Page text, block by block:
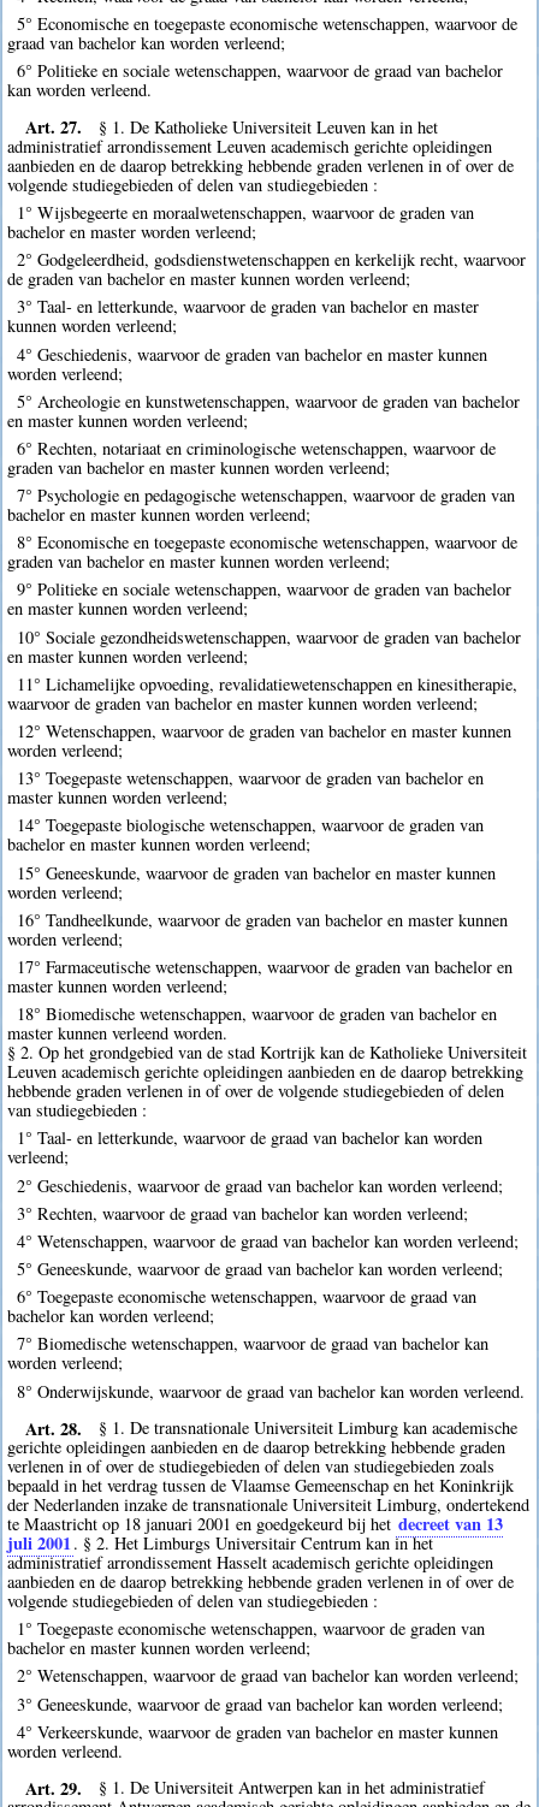
5° Economische en toegepaste economische wetenschappen, waarvoor de
graad van bachelor kan worden verleend;
6° Politieke en sociale wetenschappen, waarvoor de graad van bachelor
kan worden verleend.
Art. 27.
§ 1. De Katholieke Universiteit Leuven kan in het
administratief arrondissement Leuven academisch gerichte opleidingen
aanbieden en de daarop betrekking hebbende graden verlenen in of over de
volgende studiegebieden of delen van studiegebieden :
1° Wijsbegeerte en moraalwetenschappen, waarvoor de graden van
bachelor en master worden verleend;
2° Godgeleerdheid, godsdienstwetenschappen en kerkelijk recht, waarvoor
de graden van bachelor en master kunnen worden verleend;
3° Taal- en letterkunde, waarvoor de graden van bachelor en master
kunnen worden verleend;
4° Geschiedenis, waarvoor de graden van bachelor en master kunnen
worden verleend;
5° Archeologie en kunstwetenschappen, waarvoor de graden van bachelor
en master kunnen worden verleend;
6° Rechten, notariaat en criminologische wetenschappen, waarvoor de
graden van bachelor en master kunnen worden verleend;
7° Psychologie en pedagogische wetenschappen, waarvoor de graden van
bachelor en master kunnen worden verleend;
8° Economische en toegepaste economische wetenschappen, waarvoor de
graden van bachelor en master kunnen worden verleend;
9° Politieke en sociale wetenschappen, waarvoor de graden van bachelor
en master kunnen worden verleend;
10° Sociale gezondheidswetenschappen, waarvoor de graden van bachelor
en master kunnen worden verleend;
11° Lichamelijke opvoeding, revalidatiewetenschappen en kinesitherapie,
waarvoor de graden van bachelor en master kunnen worden verleend;
12° Wetenschappen, waarvoor de graden van bachelor en master kunnen
worden verleend;
13° Toegepaste wetenschappen, waarvoor de graden van bachelor en
master kunnen worden verleend;
14° Toegepaste biologische wetenschappen, waarvoor de graden van
bachelor en master kunnen worden verleend;
15° Geneeskunde, waarvoor de graden van bachelor en master kunnen
worden verleend;
16° Tandheelkunde, waarvoor de graden van bachelor en master kunnen
worden verleend;
17° Farmaceutische wetenschappen, waarvoor de graden van bachelor en
master kunnen worden verleend;
18° Biomedische wetenschappen, waarvoor de graden van bachelor en
master kunnen verleend worden.
§ 2. Op het grondgebied van de stad Kortrijk kan de Katholieke Universiteit
Leuven academisch gerichte opleidingen aanbieden en de daarop betrekking
hebbende graden verlenen in of over de volgende studiegebieden of delen
van studiegebieden :
1° Taal- en letterkunde, waarvoor de graad van bachelor kan worden
verleend;
2° Geschiedenis, waarvoor de graad van bachelor kan worden verleend;
3° Rechten, waarvoor de graad van bachelor kan worden verleend;
4° Wetenschappen, waarvoor de graad van bachelor kan worden verleend;
5° Geneeskunde, waarvoor de graad van bachelor kan worden verleend;
6° Toegepaste economische wetenschappen, waarvoor de graad van
bachelor kan worden verleend;
7° Biomedische wetenschappen, waarvoor de graad van bachelor kan
worden verleend;
8° Onderwijskunde, waarvoor de graad van bachelor kan worden verleend.
Art. 28.
§ 1. De transnationale Universiteit Limburg kan academische
gerichte opleidingen aanbieden en de daarop betrekking hebbende graden
verlenen in of over de studiegebieden of delen van studiegebieden zoals
bepaald in het verdrag tussen de Vlaamse Gemeenschap en het Koninkrijk
der Nederlanden inzake de transnationale Universiteit Limburg, ondertekend
te Maastricht op 18 januari 2001 en goedgekeurd bij het decreet van 13
juli 2001. § 2. Het Limburgs Universitair Centrum kan in het
administratief arrondissement Hasselt academisch gerichte opleidingen
aanbieden en de daarop betrekking hebbende graden verlenen in of over de
volgende studiegebieden of delen van studiegebieden :
1° Toegepaste economische wetenschappen, waarvoor de graden van
bachelor en master kunnen worden verleend;
2° Wetenschappen, waarvoor de graad van bachelor kan worden verleend;
3° Geneeskunde, waarvoor de graad van bachelor kan worden verleend;
4° Verkeerskunde, waarvoor de graden van bachelor en master kunnen
worden verleend.
Art. 29.
§ 1. De Universiteit Antwerpen kan in het administratief